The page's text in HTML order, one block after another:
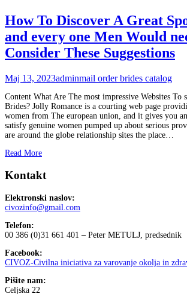
How To Discover A Great
and every one Men Would
Consider These Suggestions
Maj 13, 2023adminmail order brides catalog
Content What Are The most impressive Websites To
Brides? Jolly Romance is a courting web page
women from The european union, and it gives you
satisfy genuine women pumped up about serious
are around the globe relationship sites the place
Read More
Kontakt
Elektronski naslov:
civozinfo@gmail.com
Telefon:
00 386 (0)31 661 401 – Peter METULJ, predsednik
Facebook:
CIVOZ-Civilna iniciativa za varovanje okolja in
Pišite nam:
Celjska 22